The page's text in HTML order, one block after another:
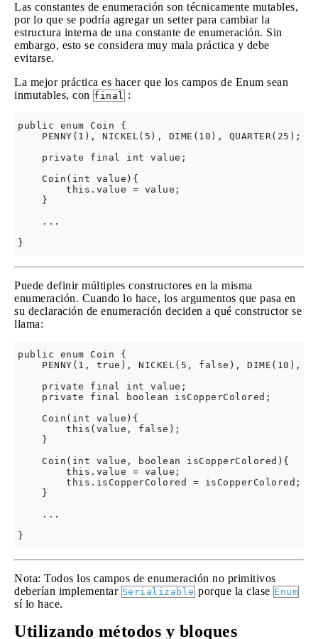
Las constantes de enumeración son técnicamente mutables,
por lo que se podría agregar un setter para cambiar la
estructura interna de una constante de enumeración. Sin
embargo, esto se considera muy mala práctica y debe
evitarse.
La mejor práctica es hacer que los campos de Enum sean
inmutables, con final :
public enum Coin {
    PENNY(1), NICKEL(5), DIME(10), QUARTER(25);
    private final int value;
    Coin(int value){
        this.value = value;
    }
    ...
Puede definir múltiples constructores en la misma
enumeración. Cuando lo hace, los argumentos que pasa en
su declaración de enumeración deciden a qué constructor se
llama:
public enum Coin {
PENNY(1, true), NICKEL(5, false), DIME(10),
    private final int value;
    private final boolean isCopperColored;
    Coin(int value){
        this(value, false);
    }
    Coin(int value, boolean isCopperColored){
        this.value = value;
        this.isCopperColored = isCopperColored;
    }
    ...
Nota: Todos los campos de enumeración no primitivos
deberían implementar Serializable porque la clase Enum
sí lo hace.
Utilizando métodos y bloques